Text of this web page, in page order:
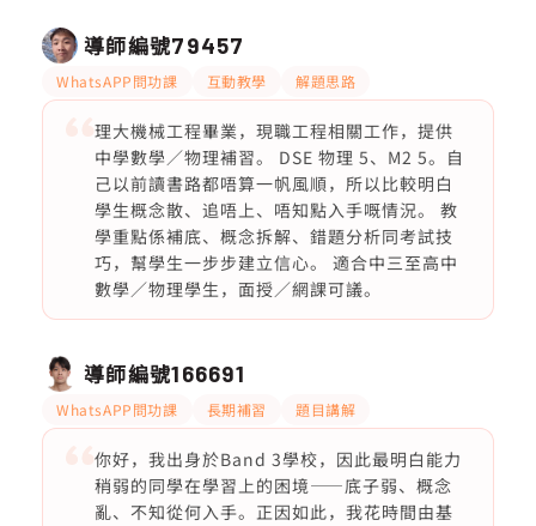
導師編號79457
WhatsAPP問功課 互動教學 解題思路
理大機械工程畢業，現職工程相關工作，提供
中學數學／物理補習。 DSE 物理 5、M2 5。自
己以前讀書路都唔算一帆風順，所以比較明白
學生概念散、追唔上、唔知點入手嘅情況。 教
學重點係補底、概念拆解、錯題分析同考試技
巧，幫學生一步步建立信心。 適合中三至高中
數學／物理學生，面授／網課可議。
導師編號166691
WhatsAPP問功課 長期補習 題目講解
你好，我出身於Band 3學校，因此最明白能力
稍弱的同學在學習上的困境——底子弱、概念
亂、不知從何入手。正因如此，我花時間由基